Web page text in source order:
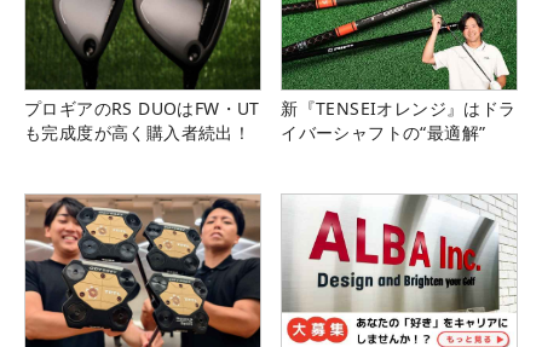
プロギアのRS DUOはFW・UT
も完成度が高く購入者続出！
新『TENSEIオレンジ』はドラ
イバーシャフトの“最適解”